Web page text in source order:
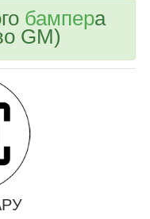
бампера
GM)